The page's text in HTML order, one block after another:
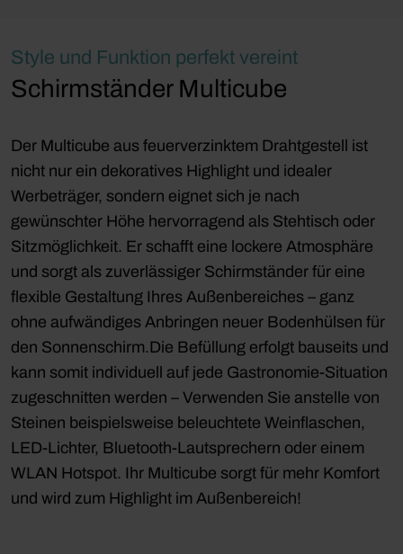
Style und Funktion perfekt vereint
Schirmständer Multicube
Der Multicube aus feuerverzinktem Drahtgestell ist
nicht nur ein dekoratives Highlight und idealer
Werbeträger, sondern eignet sich je nach
gewünschter Höhe hervorragend als Stehtisch oder
Sitzmöglichkeit. Er schafft eine lockere Atmosphäre
und sorgt als zuverlässiger Schirmständer für eine
flexible Gestaltung Ihres Außenbereiches – ganz
ohne aufwändiges Anbringen neuer Bodenhülsen für
den Sonnenschirm.Die Befüllung erfolgt bauseits und
kann somit individuell auf jede Gastronomie-Situation
zugeschnitten werden – Verwenden Sie anstelle von
Steinen beispielsweise beleuchtete Weinflaschen,
LED-Lichter, Bluetooth-Lautsprechern oder einem
WLAN Hotspot. Ihr Multicube sorgt für mehr Komfort
und wird zum Highlight im Außenbereich!